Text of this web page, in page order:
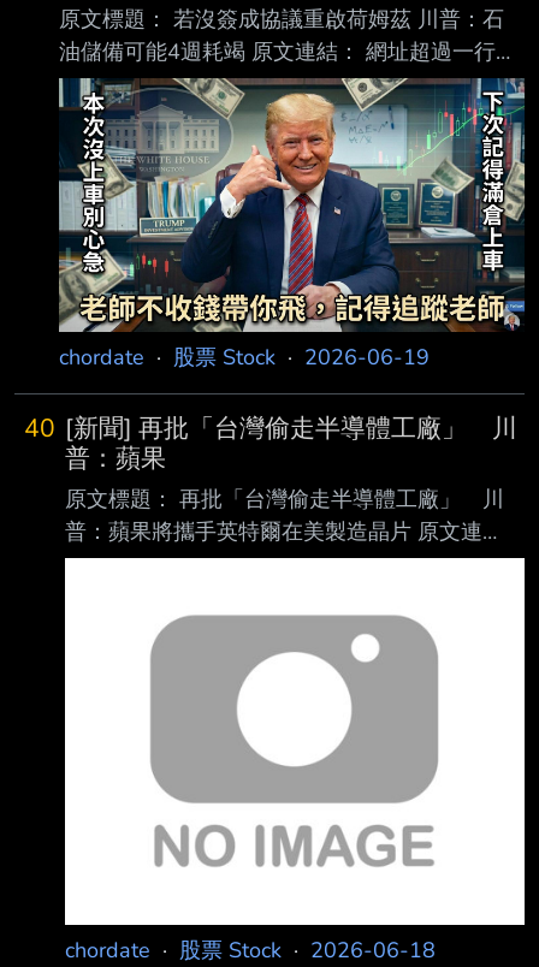
原文標題： 若沒簽成協議重啟荷姆茲 川普：石
油儲備可能4週耗竭 原文連結： 網址超過一行，
請用縮網址，連結不能點擊者板規 1-2-2 處分。
https://news.ltn.com.tw/news/world/breakingne
ws/5477021 發布時間： 請勿張貼超過3天新聞
2026/06/18 22:11 記者署名： 編譯林家宇／綜
合報導 原文內容： 美國與伊朗18日正式簽署諒
解備忘錄，結束歷時3個多月的敵對狀態，重啟
關鍵能源航道 荷姆茲海峽，有望恢復全球經濟與
能源市場穩定。儘管此前數度威脅
chordate · 股票 Stock · 2026-06-19
40 [新聞] 再批「台灣偷走半導體工廠」 川
普：蘋果
原文標題： 再批「台灣偷走半導體工廠」 川
普：蘋果將攜手英特爾在美製造晶片 原文連
結： 網址超過一行，請用縮網址，連結不能點
時間： 請勿張貼超過3天新聞 2026/06/18
16:24 記者署名： 國際中心／楊惟甯報導 原文
內容： 美國總統川普（Donald Trump）18日再
度透過自家「真實社群（Truth Social）」。他
表示，全球科技發展所仰賴的核心技術皆源自美
國 ，卻因歷屆政府政策失當，導致半導體製造
能力外流。他並接著
chordate · 股票 Stock · 2026-06-18